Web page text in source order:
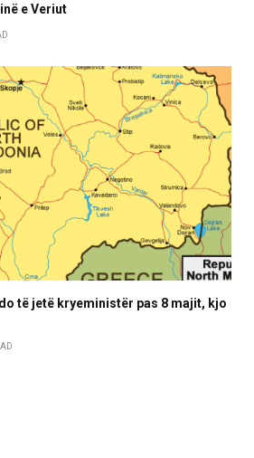
e Veriut
të jetë kryeministër pas 8 majit, kjo